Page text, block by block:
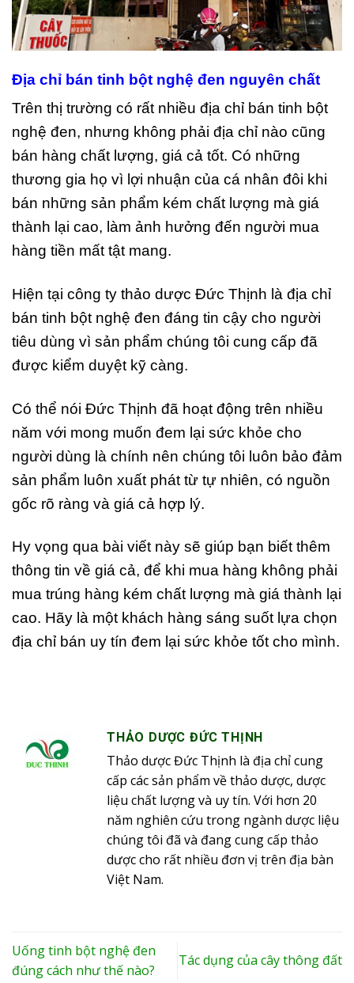
Địa chỉ bán tinh bột nghệ đen nguyên chất
Trên thị trường có rất nhiều địa chỉ bán tinh bột
nghệ đen, nhưng không phải địa chỉ nào cũng
bán hàng chất lượng, giá cả tốt. Có những
thương gia họ vì lợi nhuận của cá nhân đôi khi
bán những sản phẩm kém chất lượng mà giá
thành lại cao, làm ảnh hưởng đến người mua
hàng tiền mất tật mang.
Hiện tại công ty thảo dược Đức Thịnh là địa chỉ
bán tinh bột nghệ đen đáng tin cậy cho người
tiêu dùng vì sản phẩm chúng tôi cung cấp đã
được kiểm duyệt kỹ càng.
Có thể nói Đức Thịnh đã hoạt động trên nhiều
năm với mong muốn đem lại sức khỏe cho
người dùng là chính nên chúng tôi luôn bảo đảm
sản phẩm luôn xuất phát từ tự nhiên, có nguồn
gốc rõ ràng và giá cả hợp lý.
Hy vọng qua bài viết này sẽ giúp bạn biết thêm
thông tin về giá cả, để khi mua hàng không phải
mua trúng hàng kém chất lượng mà giá thành lại
cao. Hãy là một khách hàng sáng suốt lựa chọn
địa chỉ bán uy tín đem lại sức khỏe tốt cho mình.
THẢO DƯỢC ĐỨC THỊNH
Thảo dược Đức Thịnh là địa chỉ cung
cấp các sản phẩm về thảo dược, dược
liệu chất lượng và uy tín. Với hơn 20
năm nghiên cứu trong ngành dược liệu
chúng tôi đã và đang cung cấp thảo
dược cho rất nhiều đơn vị trên địa bàn
Việt Nam.
Uống tinh bột nghệ đen
đúng cách như thế nào?
Tác dụng của cây thông đất